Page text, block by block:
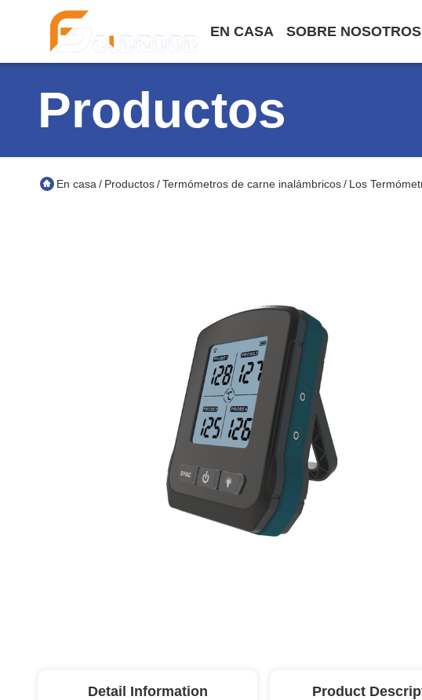
EN CASA SOBRE NOSOTROS
Productos
En casa / Productos/Termómetros de carne inalámbricos/ Los
Detail Information Product